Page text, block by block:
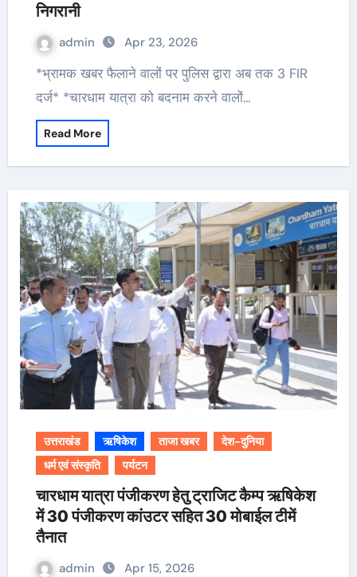
निगरानी
admin Apr 23, 2026
*भ्रामक खबर फैलाने वालों पर पुलिस द्वारा अब तक 3 FIR
दर्ज* *चारधाम यात्रा को बदनाम करने वालों…
Read More
उत्तराखंड ऋषिकेश ताजा खबर
देश-दुनिया
धर्म एवं संस्कृति
पर्यटन
चारधाम यात्रा पंजीकरण हेतु ट्राजिट कैम्प ऋषिकेश
में 30 पंजीकरण कांउटर सहित 30 मोबाईल टीमें
तैनात
admin Apr 15, 2026